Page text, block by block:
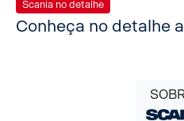
Scania no detalhe
Conheça no detalhe